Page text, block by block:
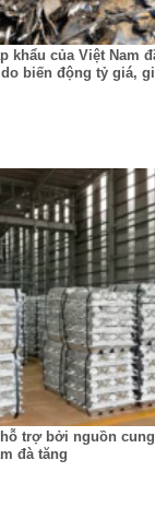
khẩu của Việt Nam
biến động tỷ giá,
trợ bởi nguồn
đà tăng